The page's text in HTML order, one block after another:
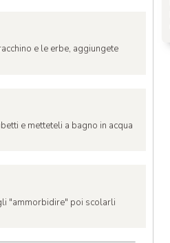
e le erbe, aggiungete
e metteteli a bagno in acqua
"ammorbidire" poi scolarli